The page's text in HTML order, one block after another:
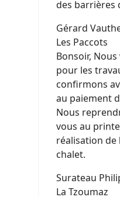
des barrières
Gérard
Les Paccots
Bonsoir,
pour les
confirmons
au paiement
Nous
vous au
réalisation
chalet.
Surateau
La Tzoumaz